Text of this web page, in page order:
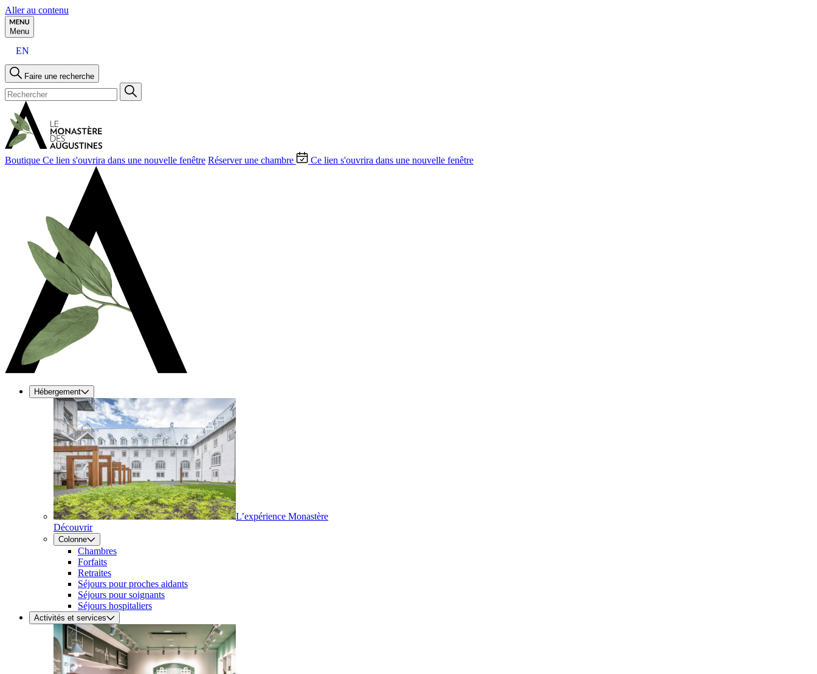
Aller au contenu
Menu
EN
Faire une recherche
Boutique Ce lien s'ouvrira dans une nouvelle fenêtre Réserver une chambre Ce lien s'ouvrira dans une nouvelle fenêtre
Hébergement
L’expérience Monastère
Découvrir
Colonne
Chambres
Forfaits
Retraites
Séjours pour proches aidants
Séjours pour soignants
Séjours hospitaliers
Activités et services